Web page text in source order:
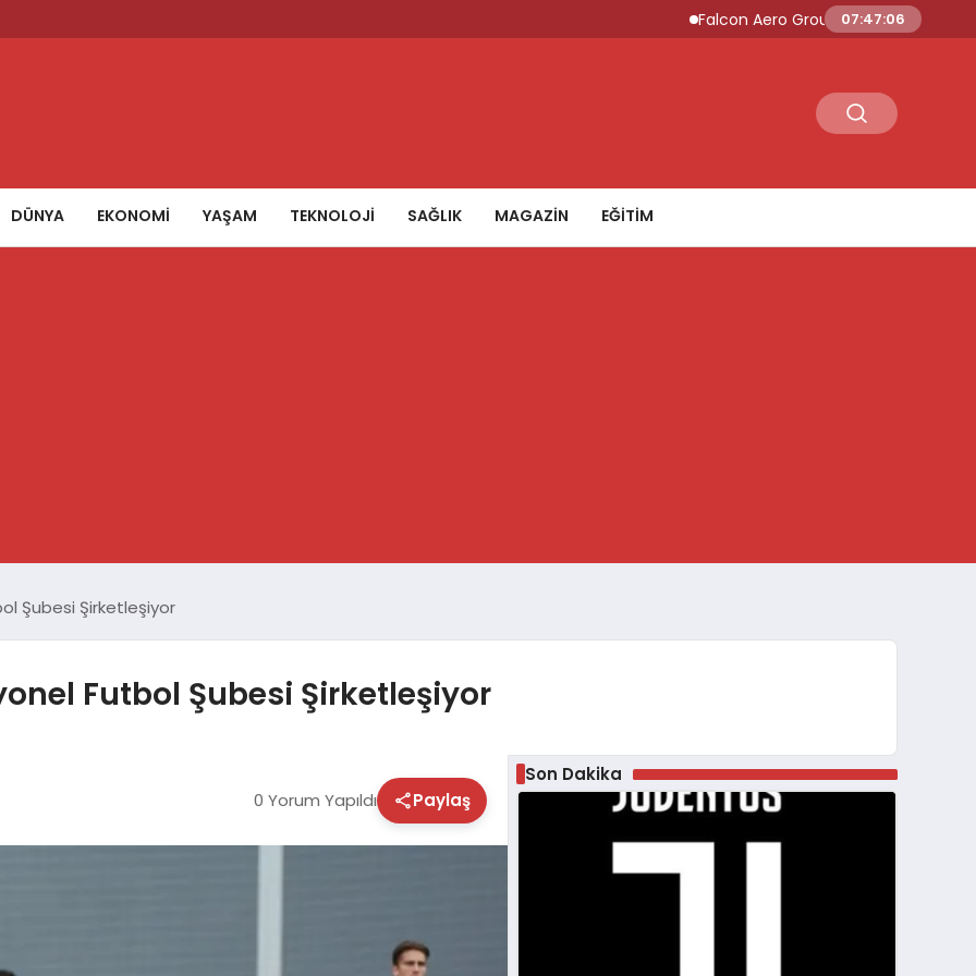
Falcon Aero Group, Küresel Havacılık
07:47:07
DÜNYA EKONOMİ YAŞAM TEKNOLOJİ SAĞLIK MAGAZİN EĞİTİM
Şubesi Şirketleşiyor
Futbol Şubesi Şirketleşiyor
0 Yorum Yapıldı Paylaş
Son Dakika